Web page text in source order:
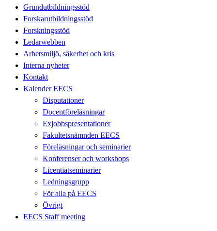
Grundutbildningsstöd
Forskarutbildningsstöd
Forskningsstöd
Ledarwebben
Arbetsmiljö, säkerhet och kris
Interna nyheter
Kontakt
Kalender EECS
Disputationer
Docentföreläsningar
Exjobbspresentationer
Fakultetsnämnden EECS
Föreläsningar och seminarier
Konferenser och workshops
Licentiatseminarier
Ledningsgrupp
För alla på EECS
Övrigt
EECS Staff meeting